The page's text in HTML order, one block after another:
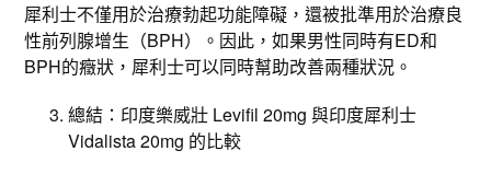
犀利士不僅用於治療勃起功能障礙，還被批準用於治療良
性前列腺增生（BPH）。因此，如果男性同時有ED和
BPH的癥狀，犀利士可以同時幫助改善兩種狀況。
總結：印度樂威壯 Levifil 20mg 與印度犀利士
Vidalista 20mg 的比較